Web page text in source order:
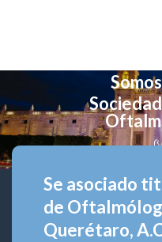
Se asociado
de
Querétaro,